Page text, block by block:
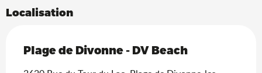
Localisation
Plage de Divonne - DV Beach